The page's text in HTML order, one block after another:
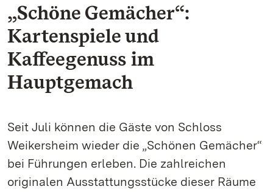
„Schöne Gemächer“:
Kartenspiele und
Kaffeegenuss im
Hauptgemach
Seit Juli können die Gäste von Schloss
Weikersheim wieder die „Schönen Gemächer“
bei Führungen erleben. Die zahlreichen
originalen Ausstattungsstücke dieser Räume